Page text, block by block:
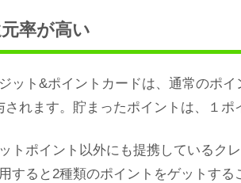
率が高い
ット&ポイントカードは、通常のポ
れます。貯まったポイントは、１ポ
トポイント以外にも提携しているク
すると2種類のポイントをゲットする